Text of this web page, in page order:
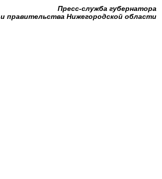
Пресс-служба губернатора
и правительства Нижегородской области